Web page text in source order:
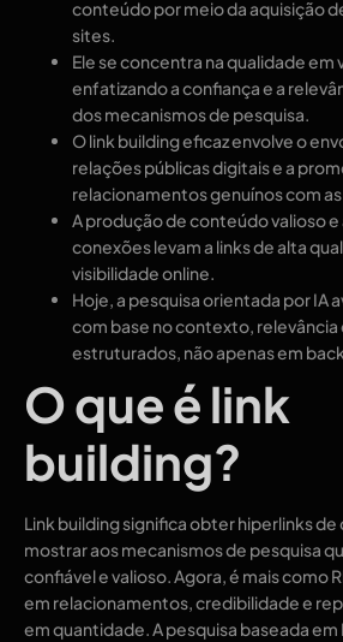
conteúdo por meio da aquisição
sites.
Ele se concentra na qualidade em
enfatizando a confiança e a
dos mecanismos de pesquisa.
O link building eficaz envolve o
relações públicas digitais e a
relacionamentos genuínos com
A produção de conteúdo valioso
conexões levam a links de alta
visibilidade online.
Hoje, a pesquisa orientada por IA
com base no contexto, relevância
estruturados, não apenas em
O que é link
building?
Link building significa obter hiperlinks
mostrar aos mecanismos de pesquisa
confiável e valioso. Agora, é mais como
em relacionamentos, credibilidade e
em quantidade. A pesquisa baseada